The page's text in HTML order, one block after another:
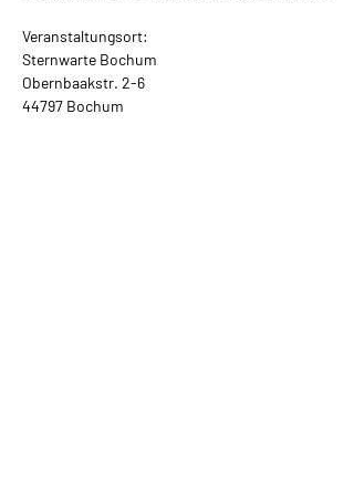
Veranstaltungsort:
Sternwarte Bochum
Obernbaakstr. 2-6
44797 Bochum